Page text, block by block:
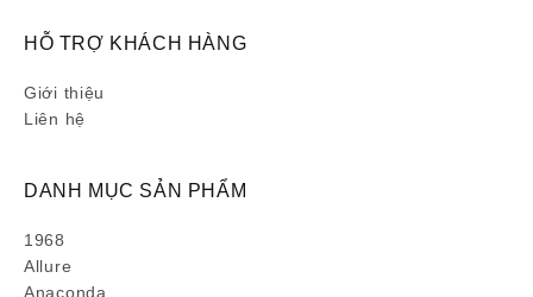
HỖ TRỢ KHÁCH HÀNG
Giới thiệu
Liên hệ
DANH MỤC SẢN PHẨM
1968
Allure
Anaconda